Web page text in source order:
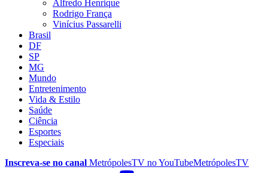
Alfredo Henrique
Rodrigo França
Vinícius Passarelli
Brasil
DF
SP
MG
Mundo
Entretenimento
Vida & Estilo
Saúde
Ciência
Esportes
Especiais
Inscreva-se no canal MetrópolesTV noYouTubeMetrópolesTV